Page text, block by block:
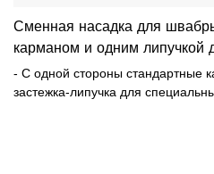
Сменная насадка для
карманом и одним липучкой
швабры 40*10 см.
- С одной стороны стандартные
застежка-липучка для
большинства стандартных
40*10 см. -Материал: 100%